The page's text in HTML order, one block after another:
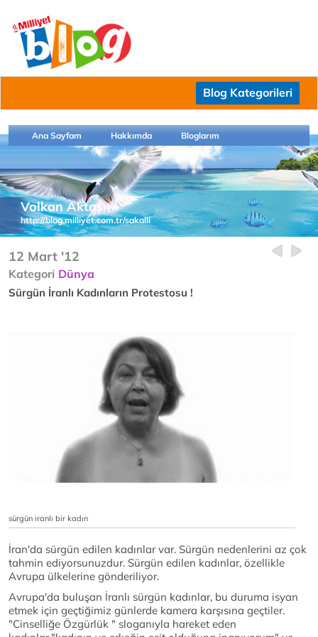
Blog Kategorileri
Ana Sayfam Hakkımda Bloglarım
Volkan Aktas
http://blog.milliyet.com.tr/sakalli
12 Mart '12
Kategori Dünya
Sürgün İranlı Kadınların Protestosu !
sürgün iranlı bir kadın
İran'da sürgün edilen kadınlar var. Sürgün nedenlerini az çok
tahmin ediyorsunuzdur. Sürgün edilen kadınlar, özellikle
Avrupa ülkelerine gönderiliyor.
Avrupa'da buluşan İranlı sürgün kadınlar, bu duruma isyan
etmek için geçtiğimiz günlerde kamera karşısına geçtiler.
"Cinselliğe Özgürlük " sloganıyla hareket eden